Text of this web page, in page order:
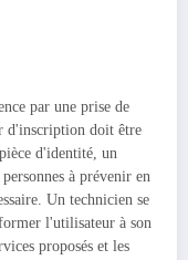
par une prise de
d'inscription doit être
d'identité, un
à prévenir en
Un technicien se
l'utilisateur à son
proposés et les